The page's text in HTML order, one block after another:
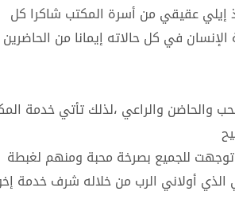
إيلي عقيقي من أسرة المكتب شاكرا كل
في كل حالاته إيمانا من
والراعي ،لذلك تأتي خدمة
توجهت للجميع بصرخة محبة ومنهم لغبطة
الذي أولاني الرب من خلاله شرف خدمة